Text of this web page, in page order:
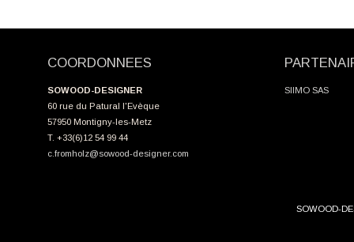
COORDONNEES
SOWOOD-DESIGNER
60 rue du Patural l'Evèque
57950 Montigny-les-Metz
T. +33(6)12 54 99 44
c.fromholz@sowood-designer.com
SIIMO SAS
SOWOOD-